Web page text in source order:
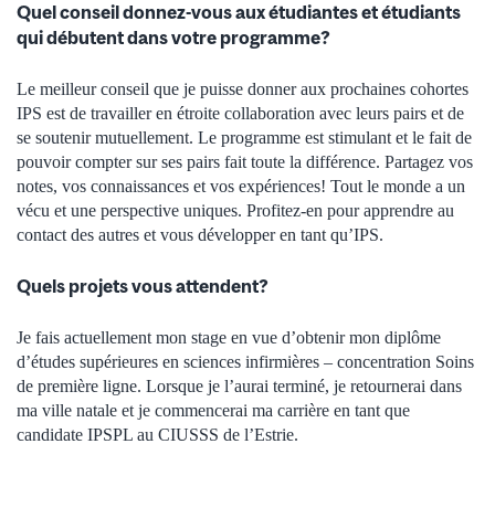
Quel conseil donnez-vous aux étudiantes et étudiants
qui débutent dans votre programme?
Le meilleur conseil que je puisse donner aux prochaines cohortes
IPS est de travailler en étroite collaboration avec leurs pairs et de
se soutenir mutuellement. Le programme est stimulant et le fait de
pouvoir compter sur ses pairs fait toute la différence. Partagez vos
notes, vos connaissances et vos expériences! Tout le monde a un
vécu et une perspective uniques. Profitez-en pour apprendre au
contact des autres et vous développer en tant qu’IPS.
Quels projets vous attendent?
Je fais actuellement mon stage en vue d’obtenir mon diplôme
d’études supérieures en sciences infirmières – concentration Soins
de première ligne. Lorsque je l’aurai terminé, je retournerai dans
ma ville natale et je commencerai ma carrière en tant que
candidate IPSPL au CIUSSS de l’Estrie.